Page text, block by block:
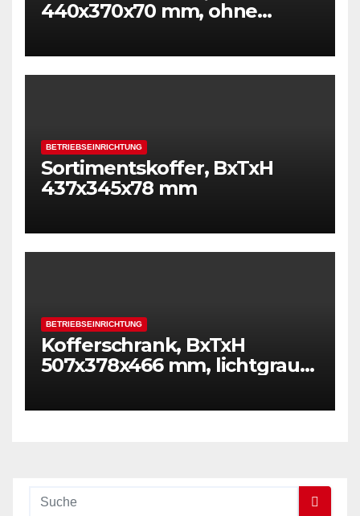
440x370x70 mm, ohne
BETRIEBSEINRICHTUNG
Sortimentskoffer, BxTxH
437x345x78 mm
BETRIEBSEINRICHTUNG
Kofferschrank, BxTxH
507x378x466 mm, lichtgrau